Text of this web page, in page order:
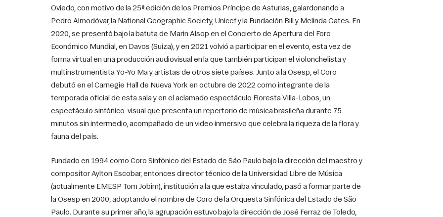
Oviedo, con motivo de la 25ª edición de los Premios Príncipe de Asturias, galardonando a
Pedro Almodóvar, la National Geographic Society, Unicef y la Fundación Bill y Melinda Gates. En
2020, se presentó bajo la batuta de Marin Alsop en el Concierto de Apertura del Foro
Económico Mundial, en Davos (Suiza), y en 2021 volvió a participar en el evento, esta vez de
forma virtual en una producción audiovisual en la que también participan el violonchelista y
multinstrumentista Yo-Yo Ma y artistas de otros siete países. Junto a la Osesp, el Coro
debutó en el Carnegie Hall de Nueva York en octubre de 2022 como integrante de la
temporada oficial de esta sala y en el aclamado espectáculo Floresta Villa-Lobos, un
espectáculo sinfónico-visual que presenta un repertorio de música brasileña durante 75
minutos sin intermedio, acompañado de un video inmersivo que celebra la riqueza de la flora y
fauna del país.
Fundado en 1994 como Coro Sinfónico del Estado de São Paulo bajo la dirección del maestro y
compositor Aylton Escobar, entonces director técnico de la Universidad Libre de Música
(actualmente EMESP Tom Jobim), institución a la que estaba vinculado, pasó a formar parte de
la Osesp en 2000, adoptando el nombre de Coro de la Orquesta Sinfónica del Estado de São
Paulo. Durante su primer año, la agrupación estuvo bajo la dirección de José Ferraz de Toledo,